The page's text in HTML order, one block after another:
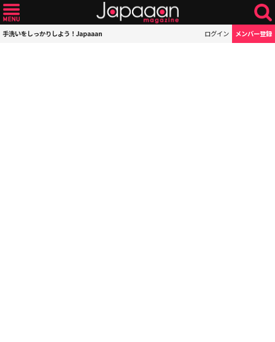
手洗いをしっかりしよう！Japaaan ログイン メンバー登録